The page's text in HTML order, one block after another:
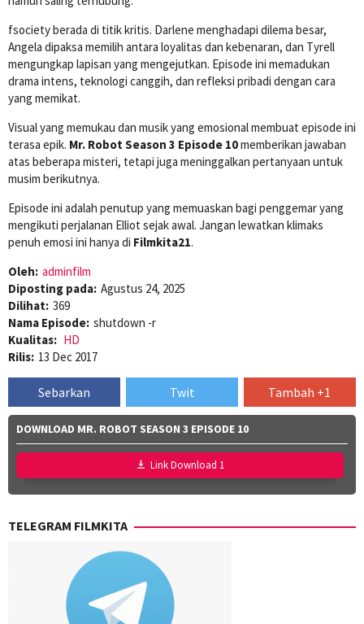
fsociety berada di titik kritis. Darlene menghadapi dilema besar,
Angela dipaksa memilih antara loyalitas dan kebenaran, dan Tyrell
mengungkap lapisan yang mengejutkan. Episode ini memadukan
drama intens, teknologi canggih, dan refleksi pribadi dengan cara
yang memikat.
Visual yang memukau dan musik yang emosional membuat episode ini
terasa epik. Mr. Robot Season 3 Episode 10memberikan jawaban
atas beberapa misteri, tetapi juga meninggalkan pertanyaan untuk
musim berikutnya.
Episode ini adalah penutup yang memuaskan bagi penggemar yang
mengikuti perjalanan Elliot sejak awal. Jangan lewatkan klimaks
penuh emosi ini hanya di Filmkita21.
Oleh: adminfilm
Diposting pada: Agustus 24, 2025
Dilihat: 369
Nama Episode: shutdown -r
Kualitas: HD
Rilis: 13 Dec 2017
Sebarkan Twit Tambah +1
DOWNLOAD MR. ROBOT SEASON 3 EPISODE 10
Link Download 1
TELEGRAM FILMKITA